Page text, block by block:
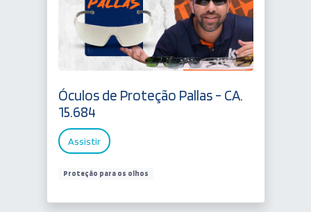
Óculos de Proteção Pallas - CA.
15.684
Assistir
Proteção para os olhos